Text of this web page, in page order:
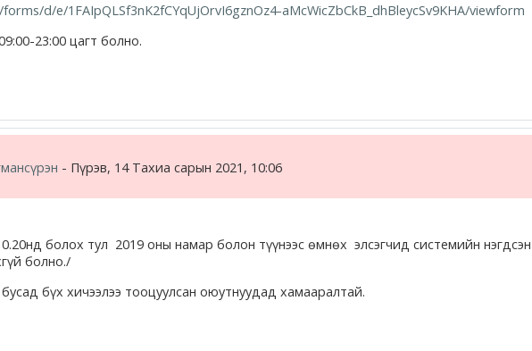
d/e/1FAIpQLSf3nK2fCYqUjOrvI6gznOz4-aMcWicZbCkB_dhBleycSv9KHA/viewform
23:00 цагт болно.
- Пүрэв, 14 Тахиа сарын 2021, 10:06
болох тул 2019 оны намар болон түүнээс өмнөх элсэгчид системийн
болно./
бүх хичээлээ тооцуулсан оюутнуудад хамааралтай.